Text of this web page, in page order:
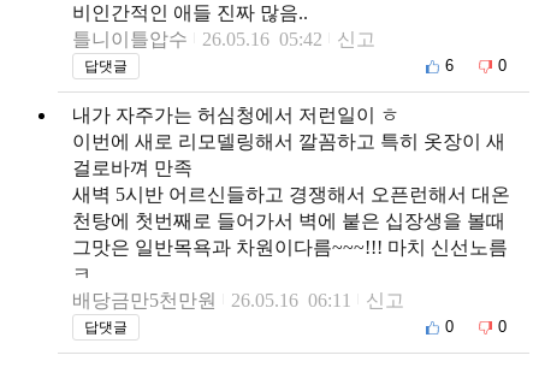
비인간적인 애들 진짜 많음..
틀니이틀압수
26.05.16 05:42 신고
답댓글 6 0
내가 자주가는 허심청에서 저런일이 ㅎ
이번에 새로 리모델링해서 깔꼼하고 특히 옷장이 새
걸로바껴 만족
새벽 5시반 어르신들하고 경쟁해서 오픈런해서 대온
천탕에 첫번째로 들어가서 벽에 붙은 십장생을 볼때
그맛은 일반목욕과 차원이다름~~~!!! 마치 신선노름
ㅋ
배당금만5천만원
26.05.16 06:11 신고
답댓글 0 0